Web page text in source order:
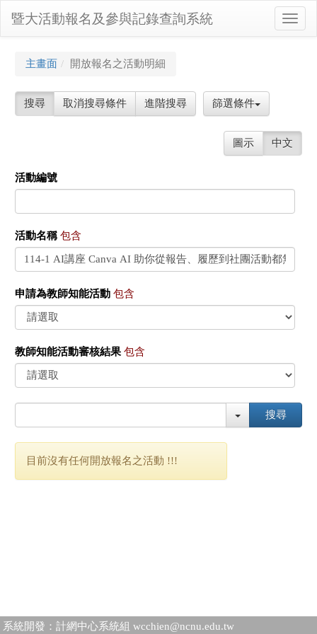
暨大活動報名及參與記錄查詢系統
主畫面 開放報名之活動明細
搜尋 取消搜尋條件 進階搜尋 篩選條件
圖示 中文
活動編號
活動名稱 包含
申請為教師知能活動 包含
教師知能活動審核結果 包含
搜尋
目前沒有任何開放報名之活動 !!!
系統開發：計網中心系統組 wcchien@ncnu.edu.tw